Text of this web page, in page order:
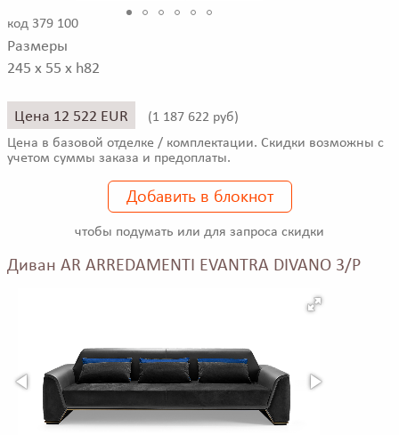
код 379 100
Размеры
245 x 55 x h82
Цена 12 522 EUR (1 187 622 руб)
Цена в базовой отделке / комплектации. Скидки возможны с
учетом суммы заказа и предоплаты.
Добавить в блокнот
чтобы подумать или для запроса скидки
Диван AR ARREDAMENTI EVANTRA DIVANO 3/P